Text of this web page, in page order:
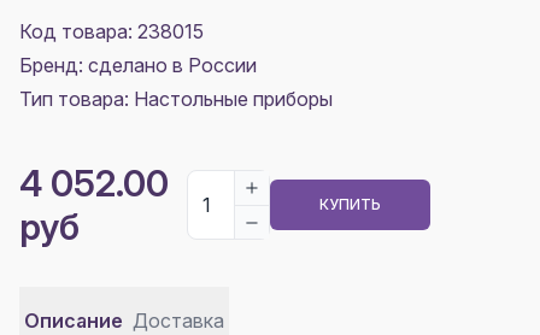
Код товара: 238015
Бренд: сделано в России
Тип товара: Настольные приборы
4 052.00
руб
КУПИТЬ
Описание Доставка